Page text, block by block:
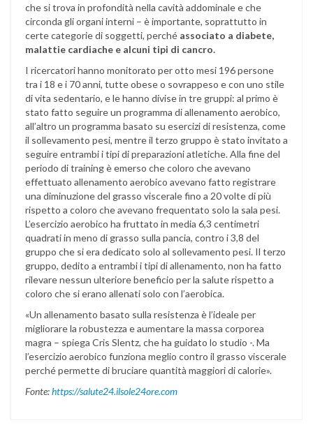
che si trova in profondità nella cavità addominale e che
circonda gli organi interni – è importante, soprattutto in
certe categorie di soggetti, perché associato a diabete,
malattie cardiache e alcuni tipi di cancro.
I ricercatori hanno monitorato per otto mesi 196 persone
tra i 18 e i 70 anni, tutte obese o sovrappeso e con uno stile
di vita sedentario, e le hanno divise in tre gruppi: al primo è
stato fatto seguire un programma di allenamento aerobico,
all’altro un programma basato su esercizi di resistenza, come
il sollevamento pesi, mentre il terzo gruppo è stato invitato a
seguire entrambi i tipi di preparazioni atletiche. Alla fine del
periodo di training è emerso che coloro che avevano
effettuato allenamento aerobico avevano fatto registrare
una diminuzione del grasso viscerale fino a 20 volte di più
rispetto a coloro che avevano frequentato solo la sala pesi.
L’esercizio aerobico ha fruttato in media 6,3 centimetri
quadrati in meno di grasso sulla pancia, contro i 3,8 del
gruppo che si era dedicato solo al sollevamento pesi. Il terzo
gruppo, dedito a entrambi i tipi di allenamento, non ha fatto
rilevare nessun ulteriore beneficio per la salute rispetto a
coloro che si erano allenati solo con l’aerobica.
«Un allenamento basato sulla resistenza è l’ideale per
migliorare la robustezza e aumentare la massa corporea
magra – spiega Cris Slentz, che ha guidato lo studio -. Ma
l’esercizio aerobico funziona meglio contro il grasso viscerale
perché permette di bruciare quantità maggiori di calorie».
Fonte:https://salute24.ilsole24ore.com